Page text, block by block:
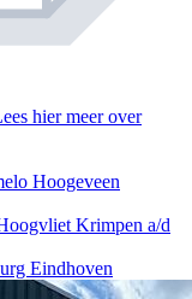
hier meer over
Hoogeveen
Krimpen a/d
Eindhoven